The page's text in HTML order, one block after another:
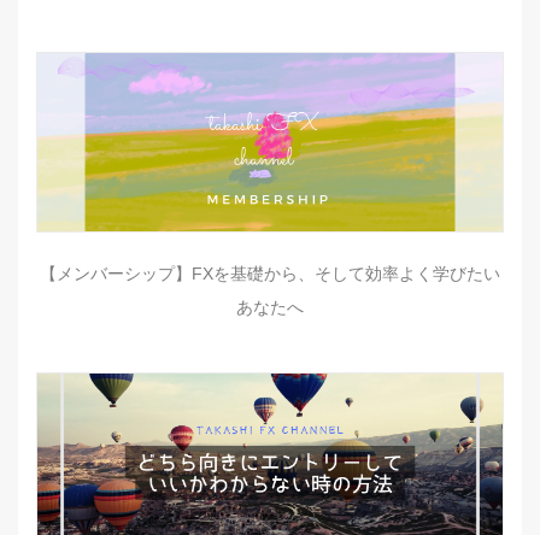
【メンバーシップ】FXを基礎から、そして効率よく学びたい
あなたへ